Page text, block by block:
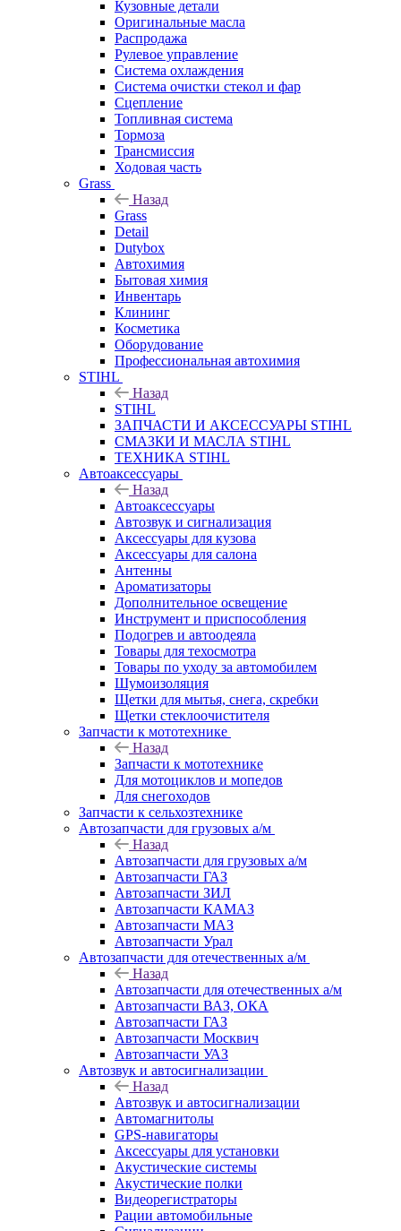
Кузовные детали
Оригинальные масла
Распродажа
Рулевое управление
Система охлаждения
Система очистки стекол и фар
Сцепление
Топливная система
Тормоза
Трансмиссия
Ходовая часть
Grass
Назад
Grass
Detail
Dutybox
Автохимия
Бытовая химия
Инвентарь
Клининг
Косметика
Оборудование
Профессиональная автохимия
STIHL
Назад
STIHL
ЗАПЧАСТИ И АКСЕССУАРЫ STIHL
СМАЗКИ И МАСЛА STIHL
ТЕХНИКА STIHL
Автоаксессуары
Назад
Автоаксессуары
Автозвук и сигнализация
Аксессуары для кузова
Аксессуары для салона
Антенны
Ароматизаторы
Дополнительное освещение
Инструмент и приспособления
Подогрев и автоодеяла
Товары для техосмотра
Товары по уходу за автомобилем
Шумоизоляция
Щетки для мытья, снега, скребки
Щетки стеклоочистителя
Запчасти к мототехнике
Назад
Запчасти к мототехнике
Для мотоциклов и мопедов
Для снегоходов
Запчасти к сельхозтехнике
Автозапчасти для грузовых а/м
Назад
Автозапчасти для грузовых а/м
Автозапчасти ГАЗ
Автозапчасти ЗИЛ
Автозапчасти КАМАЗ
Автозапчасти МАЗ
Автозапчасти Урал
Автозапчасти для отечественных а/м
Назад
Автозапчасти для отечественных а/м
Автозапчасти ВАЗ, ОКА
Автозапчасти ГАЗ
Автозапчасти Москвич
Автозапчасти УАЗ
Автозвук и автосигнализации
Назад
Автозвук и автосигнализации
Автомагнитолы
GPS-навигаторы
Аксессуары для установки
Акустические системы
Акустические полки
Видеорегистраторы
Рации автомобильные